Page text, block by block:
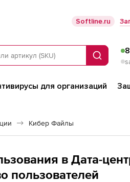
Softline.ru
Поиск
для организаций
Кибер Файлы
в Дата-
пользователей